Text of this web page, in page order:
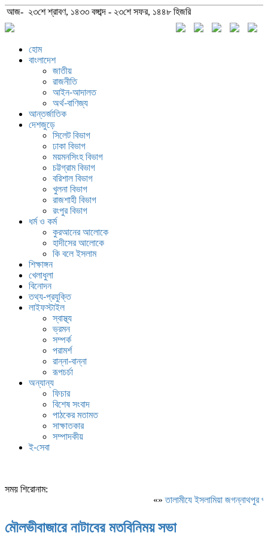
আজ- ২৩শে শ্রাবণ, ১৪৩৩ বঙ্গাব্দ - ২৩শে সফর, ১৪৪৮ হিজরি
হোম
বাংলাদেশ
জাতীয়
রাজনীতি
আইন-আদালত
অর্থ-বাণিজ্য
আন্তর্জাতিক
দেশজুড়ে
সিলেট বিভাগ
ঢাকা বিভাগ
ময়মনসিংহ বিভাগ
চট্টগ্রাম বিভাগ
বরিশাল বিভাগ
খুলনা বিভাগ
রাজশাহী বিভাগ
রংপুর বিভাগ
ধর্ম ও কর্ম
কুরআনের আলোকে
হাদীসের আলোকে
কি বলে ইসলাম
শিক্ষাঙ্গন
খেলাধুলা
বিনোদন
তথ্য-প্রযুক্তি
লাইফস্টাইল
স্বাস্থ্য
ভ্রমন
সম্পর্ক
পরামর্শ
রান্না-বান্না
রূপচর্চা
অন্যান্য
ফিচার
বিশেষ সংবাদ
পাঠকের মতামত
সাক্ষাতকার
সম্পাদকীয়
ই-সেবা
সময় শিরোনাম:
«»‎তালামীযে ইসলামিয়া জগন্নাথপুর
মৌলভীবাজারে নাটাবের মতবিনিময় সভা